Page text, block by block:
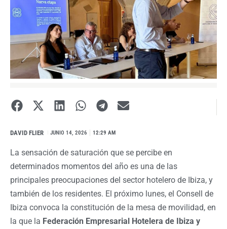
DAVID FLIER JUNIO 14, 2026 12:29 AM
La sensación de saturación que se percibe en
determinados momentos del año es una de las
principales preocupaciones del sector hotelero de Ibiza, y
también de los residentes. El próximo lunes, el Consell de
Ibiza convoca la constitución de la mesa de movilidad, en
la que la Federación Empresarial Hotelera de Ibiza y